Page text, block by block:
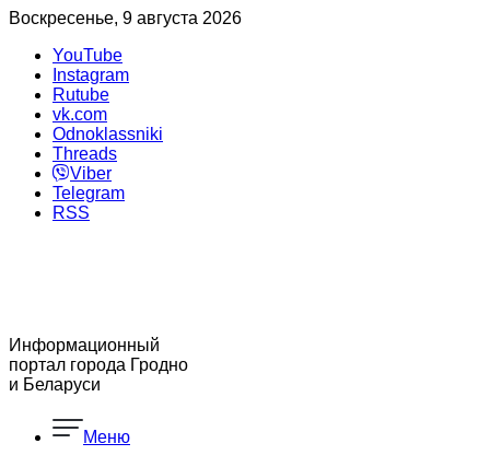
Воскресенье, 9 августа 2026
YouTube
Instagram
Rutube
vk.com
Odnoklassniki
Threads
Viber
Telegram
RSS
Информационный
портал города Гродно
и Беларуси
Меню